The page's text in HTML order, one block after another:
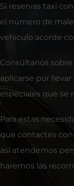
Si reservas taxi
el número de
vehículo acorde
Consúltanos
aplicarse por
especiales que se
Para estas
que contactes con
así atendemos
haremos las